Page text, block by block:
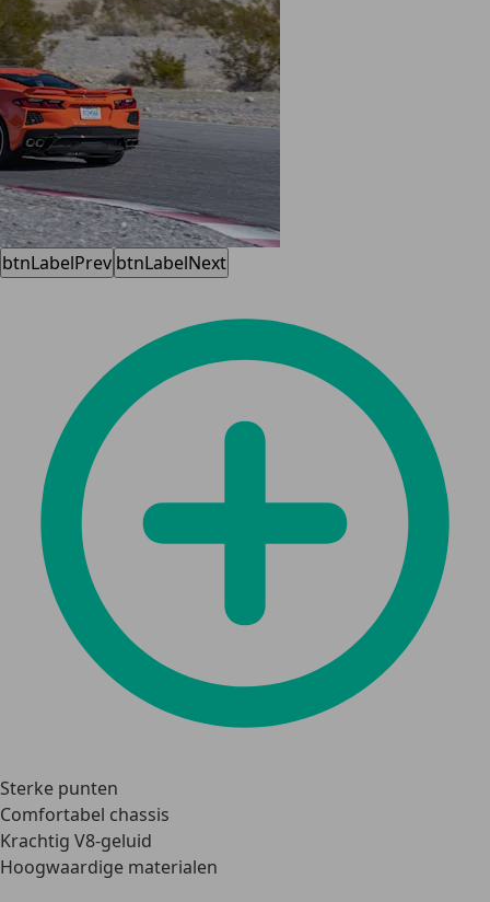
btnLabelPrev btnLabelNext
Sterke punten
Comfortabel chassis
Krachtig V8-geluid
Hoogwaardige materialen